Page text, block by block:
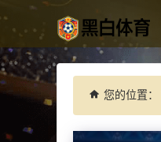
您的位置：